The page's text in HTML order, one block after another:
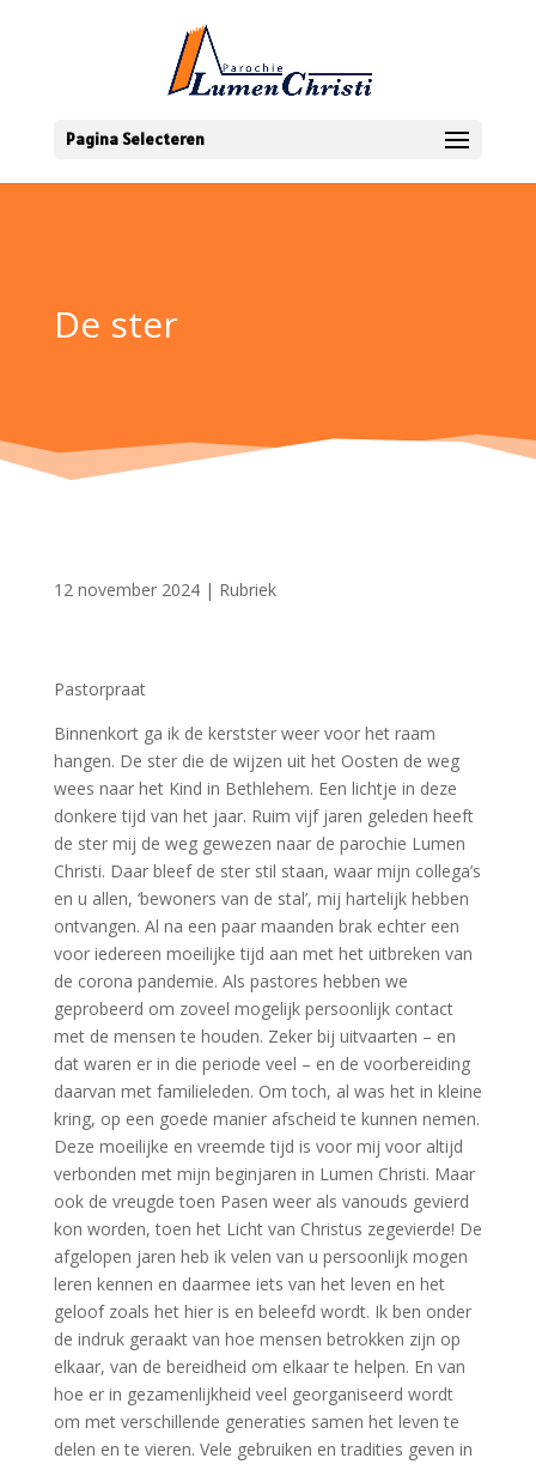
Pagina Selecteren
De ster
12 november 2024| Rubriek
Pastorpraat
Binnenkort ga ik de kerstster weer voor het raam
hangen. De ster die de wijzen uit het Oosten de weg
wees naar het Kind in Bethlehem. Een lichtje in deze
donkere tijd van het jaar. Ruim vijf jaren geleden heeft
de ster mij de weg gewezen naar de parochie Lumen
Christi. Daar bleef de ster stil staan, waar mijn collega’s
en u allen, ‘bewoners van de stal’, mij hartelijk hebben
ontvangen. Al na een paar maanden brak echter een
voor iedereen moeilijke tijd aan met het uitbreken van
de corona pandemie. Als pastores hebben we
geprobeerd om zoveel mogelijk persoonlijk contact
met de mensen te houden. Zeker bij uitvaarten – en
dat waren er in die periode veel – en de voorbereiding
daarvan met familieleden. Om toch, al was het in kleine
kring, op een goede manier afscheid te kunnen nemen.
Deze moeilijke en vreemde tijd is voor mij voor altijd
verbonden met mijn beginjaren in Lumen Christi. Maar
ook de vreugde toen Pasen weer als vanouds gevierd
kon worden, toen het Licht van Christus zegevierde! De
afgelopen jaren heb ik velen van u persoonlijk mogen
leren kennen en daarmee iets van het leven en het
geloof zoals het hier is en beleefd wordt. Ik ben onder
de indruk geraakt van hoe mensen betrokken zijn op
elkaar, van de bereidheid om elkaar te helpen. En van
hoe er in gezamenlijkheid veel georganiseerd wordt
om met verschillende generaties samen het leven te
delen en te vieren. Vele gebruiken en tradities geven in